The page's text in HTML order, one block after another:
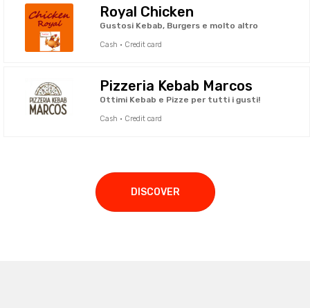
Royal Chicken
Gustosi Kebab, Burgers e molto altro
Cash · Credit card
Pizzeria Kebab Marcos
Ottimi Kebab e Pizze per tutti i gusti!
Cash · Credit card
DISCOVER